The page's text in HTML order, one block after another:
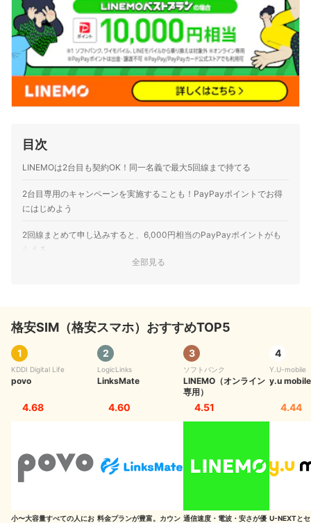
目次
LINEMOは2台目も契約OK！同一名義で最大5回線まで持てる
2台目専用のキャンペーンを実施することも！PayPayポイントでお得
にはじめよう
2回線まとめて申し込みすると、6,000円相当のPayPayポイントがも
らえる
2回線目もLINEギガフリー！データ消費を気にせず使える
解約金が無料。サブ機として気軽に試しやすい
LINEMOで複数回線を契約する際の注意点
家族割や複数回線割引が適用されない
LINEMOで2台目を契約する手順
子どもに持たせる場合、親名義で契約できる？
全部見る
格安SIM（格安スマホ）おすすめTOP5
1
KDDI Digital Life
povo
4.68
小〜大容量すべての人にお
2
LogicLinks
LinksMate
4.60
料金プランが豊富。カウン
3
ソフトバンク
LINEMO（オンライン
専用）
4.51
通信速度・電波・安さが優
4
Y.U-mobile
y.u mobile
4.44
U-NEXTと